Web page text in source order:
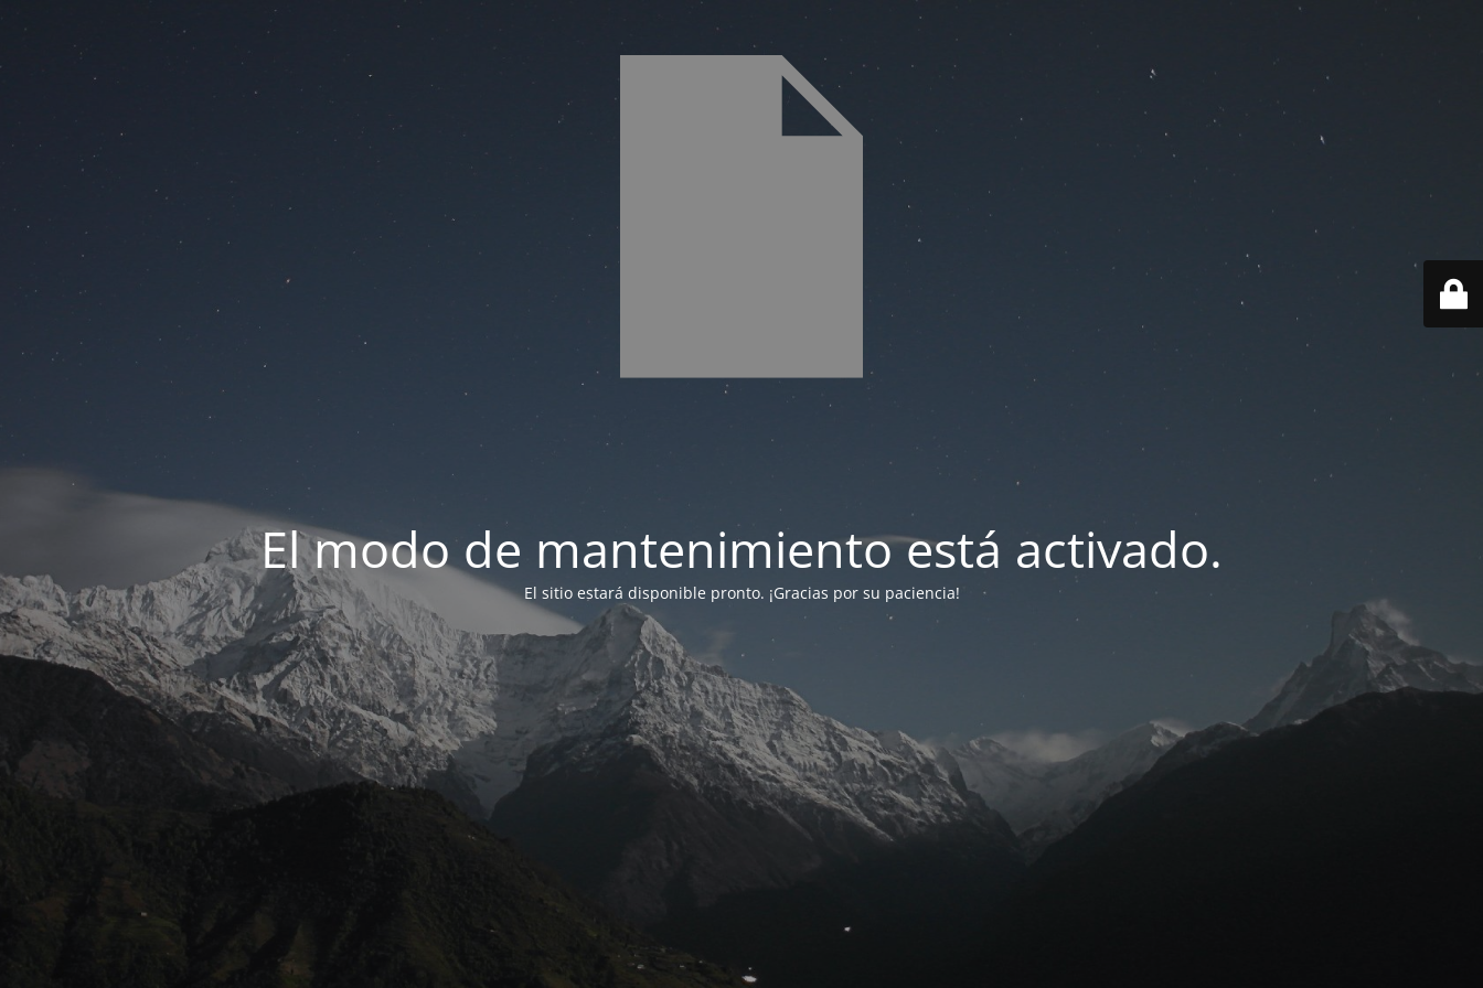
El modo de mantenimiento está activado.
El sitio estará disponible pronto. ¡Gracias por su paciencia!